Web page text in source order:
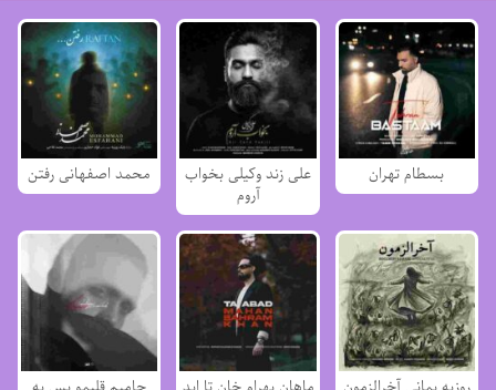
بسطام تهران
علی زند وکیلی بخواب
آروم
محمد اصفهانی رفتن